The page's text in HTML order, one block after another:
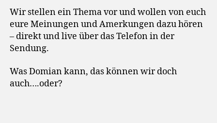
Wir stellen ein Thema vor und wollen von euch
eure Meinungen und Amerkungen dazu hören
– direkt und live über das Telefon in der
Sendung.
Was Domian kann, das können wir doch
auch….oder?